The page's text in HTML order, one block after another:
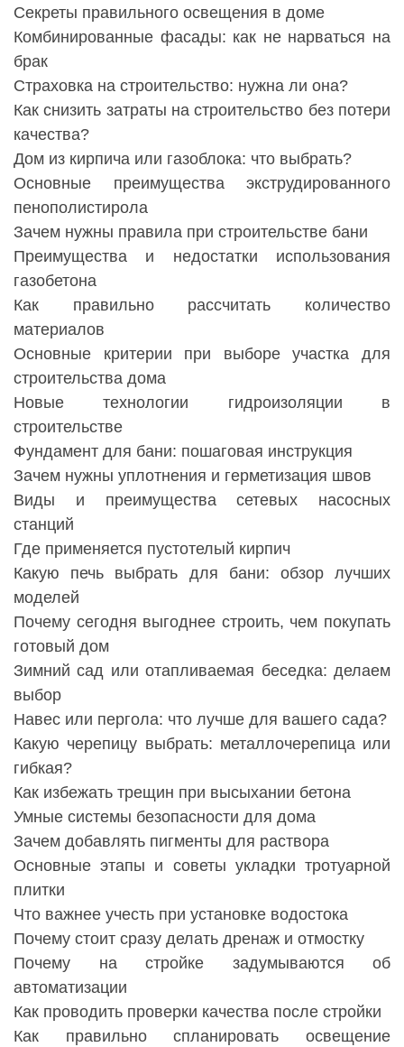
Секреты правильного освещения в доме
Комбинированные фасады: как не нарваться на
брак
Страховка на строительство: нужна ли она?
Как снизить затраты на строительство без потери
качества?
Дом из кирпича или газоблока: что выбрать?
Основные преимущества экструдированного
пенополистирола
Зачем нужны правила при строительстве бани
Преимущества и недостатки использования
газобетона
Как правильно рассчитать количество
материалов
Основные критерии при выборе участка для
строительства дома
Новые технологии гидроизоляции в
строительстве
Фундамент для бани: пошаговая инструкция
Зачем нужны уплотнения и герметизация швов
Виды и преимущества сетевых насосных
станций
Где применяется пустотелый кирпич
Какую печь выбрать для бани: обзор лучших
моделей
Почему сегодня выгоднее строить, чем покупать
готовый дом
Зимний сад или отапливаемая беседка: делаем
выбор
Навес или пергола: что лучше для вашего сада?
Какую черепицу выбрать: металлочерепица или
гибкая?
Как избежать трещин при высыхании бетона
Умные системы безопасности для дома
Зачем добавлять пигменты для раствора
Основные этапы и советы укладки тротуарной
плитки
Что важнее учесть при установке водостока
Почему стоит сразу делать дренаж и отмостку
Почему на стройке задумываются об
автоматизации
Как проводить проверки качества после стройки
Как правильно спланировать освещение